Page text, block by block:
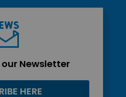
Newsletter
HERE